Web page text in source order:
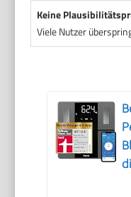
Keine
Viele Nutzer